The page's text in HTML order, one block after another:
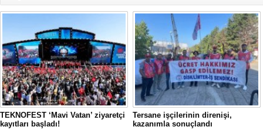
TEKNOFEST ‘Mavi Vatan’ ziyaretçi
kayıtları başladı!
Tersane işçilerinin direnişi,
kazanımla sonuçlandı